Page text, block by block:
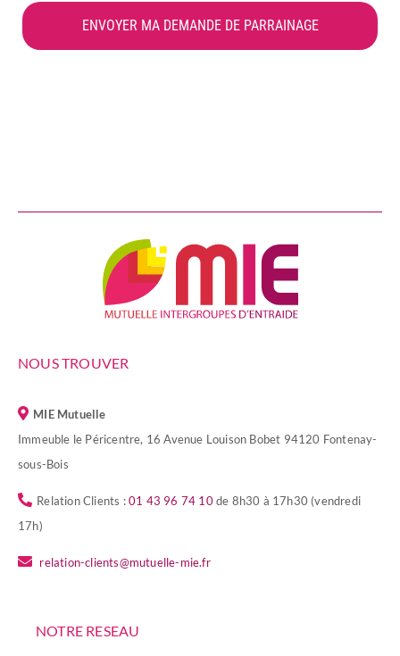
NOUS TROUVER
MIE Mutuelle
Immeuble le Péricentre, 16 Avenue Louison Bobet 94120 Fontenay-
sous-Bois
Relation Clients :01 43 96 74 10de 8h30 à 17h30 (vendredi
17h)
relation-clients@mutuelle-mie.fr
NOTRE RESEAU